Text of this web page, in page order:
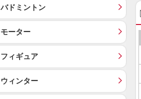
バドミントン
モーター
フィギュア
ウィンター